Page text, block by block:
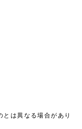
は異なる場合があり